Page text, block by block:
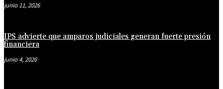
junio 11, 2026
IPS advierte que amparos judiciales generan fuerte presión
financiera
junio 4, 2026